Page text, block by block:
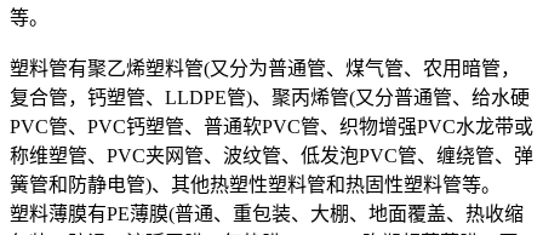
等。
塑料管有聚乙烯塑料管(又分为普通管、煤气管、农用暗管，
复合管，钙塑管、LLDPE管)、聚丙烯管(又分普通管、给水硬
PVC管、PVC钙塑管、普通软PVC管、织物增强PVC水龙带或
称维塑管、PVC夹网管、波纹管、低发泡PVC管、缠绕管、弹
簧管和防静电管)、其他热塑性塑料管和热固性塑料管等。
塑料薄膜有PE薄膜(普通、重包装、大棚、地面覆盖、热收缩